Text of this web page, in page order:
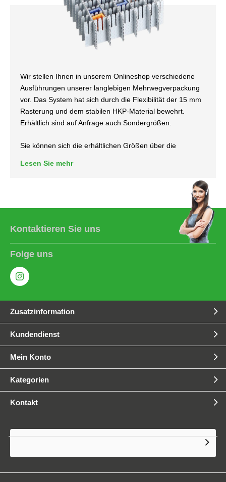
Wir stellen Ihnen in unserem Onlineshop verschiedene
Ausführungen unserer langlebigen Mehrwegverpackung
vor. Das System hat sich durch die Flexibilität der 15 mm
Rasterung und dem stabilen HKP-Material bewehrt.
Erhältlich sind auf Anfrage auch Sondergrößen.
Sie können sich die erhältlichen Größen über die
Lesen Sie mehr
Kontaktieren Sie uns
Folge uns
Zusatzinformation
Kundendienst
Mein Konto
Kategorien
Kontakt